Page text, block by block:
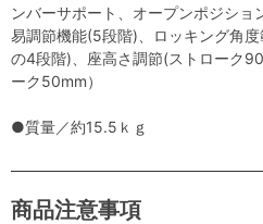
ンバーサポート、オープンポジショ
易調節機能(5段階)、ロッキング角
の4段階)、座高さ調節(ストローク
ーク50mm）
●質量／約15.5ｋｇ
商品注意事項